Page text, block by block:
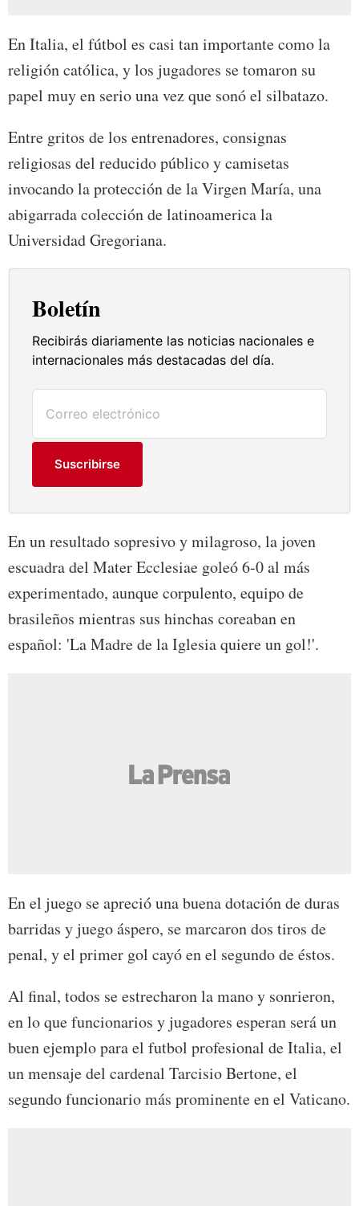
En Italia, el fútbol es casi tan importante como la
religión católica, y los jugadores se tomaron su
papel muy en serio una vez que sonó el silbatazo.
Entre gritos de los entrenadores, consignas
religiosas del reducido público y camisetas
invocando la protección de la Virgen María, una
abigarrada colección de latinoamerica la
Universidad Gregoriana.
Boletín
Recibirás diariamente las noticias nacionales e
internacionales más destacadas del día.
Suscribirse
En un resultado sopresivo y milagroso, la joven
escuadra del Mater Ecclesiae goleó 6-0 al más
experimentado, aunque corpulento, equipo de
brasileños mientras sus hinchas coreaban en
español: '­La Madre de la Iglesia quiere un gol!'.
En el juego se apreció una buena dotación de duras
barridas y juego áspero, se marcaron dos tiros de
penal, y el primer gol cayó en el segundo de éstos.
Al final, todos se estrecharon la mano y sonrieron,
en lo que funcionarios y jugadores esperan será un
buen ejemplo para el futbol profesional de Italia, el
un mensaje del cardenal Tarcisio Bertone, el
segundo funcionario más prominente en el Vaticano.